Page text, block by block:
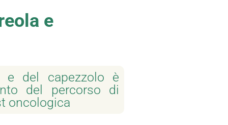
e
e del capezzolo è
del percorso di
oncologica